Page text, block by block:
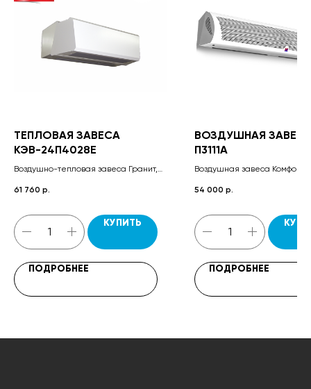
ТЕПЛОВАЯ ЗАВЕСА
КЭВ-24П4028Е
Воздушно-тепловая завеса Гранит,
зависимости от корпуса, комплект
61 760 р.
КУПИТЬ
ПОДРОБНЕЕ
ВОЗДУШНАЯ
П3111A
Воздушная завеса Комфорт,
крепежных кронштейнов,
54 000 р.
ПОДРОБНЕЕ